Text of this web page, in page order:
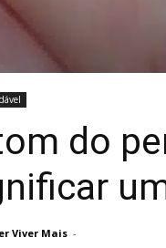
do
Viver Mais -